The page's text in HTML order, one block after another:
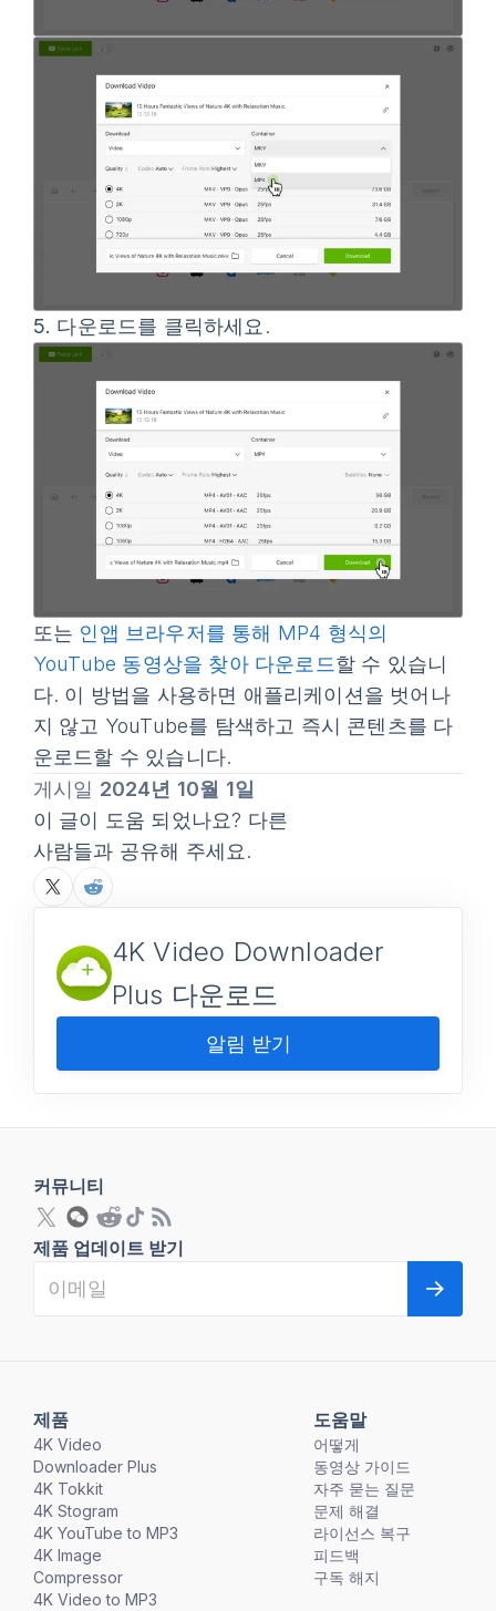
5. 다운로드를 클릭하세요.
또는 인앱 브라우저를 통해 MP4 형식의
YouTube 동영상을 찾아 다운로드할 수 있습니
다. 이 방법을 사용하면 애플리케이션을 벗어나
지 않고 YouTube를 탐색하고 즉시 콘텐츠를 다
운로드할 수 있습니다.
게시일 2024년 10월 1일
이 글이 도움 되었나요? 다른
사람들과 공유해 주세요.
4K Video Downloader
Plus 다운로드
알림 받기
제품
4K Video
Downloader Plus
4K Tokkit
4K Stogram
4K YouTube to MP3
4K Image
Compressor
4K Video to MP3
도움말
어떻게
동영상 가이드
자주 묻는 질문
문제 해결
라이선스 복구
피드백
구독 해지
커뮤니티
제품 업데이트 받기